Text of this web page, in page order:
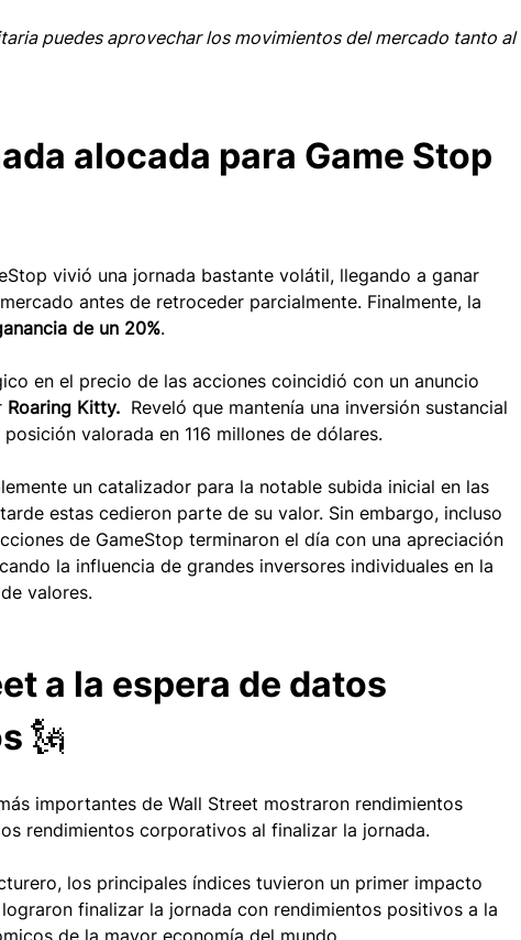
puedes aprovechar los movimientos del mercado tanto al
alocada para Game Stop
vivió una jornada bastante volátil, llegando a ganar
antes de retroceder parcialmente. Finalmente, la
de un 20%.
en el precio de las acciones coincidió con un anuncio
Roaring Kitty. Reveló que mantenía una inversión sustancial
valorada en 116 millones de dólares.
un catalizador para la notable subida inicial en las
estas cedieron parte de su valor. Sin embargo, incluso
de GameStop terminaron el día con una apreciación
la influencia de grandes inversores individuales en la
valores.
a la espera de datos
🗽
importantes de Wall Street mostraron rendimientos
rendimientos corporativos al finalizar la jornada.
los principales índices tuvieron un primer impacto
finalizar la jornada con rendimientos positivos a la
de la mayor economía del mundo.